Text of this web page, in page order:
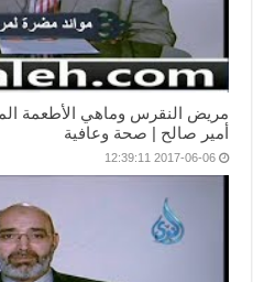
مريض النقرس وماهي الأطعمة
أمير صالح | صحة وعافية
2017-06-06 12:39:11